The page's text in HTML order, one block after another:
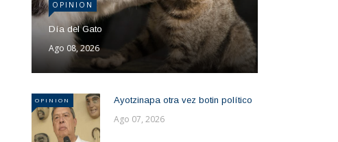
OPINION
Día del Gato
Ago 08, 2026
OPINION Ayotzinapa otra vez botin político
Ago 07, 2026